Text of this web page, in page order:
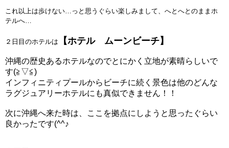
これ以上は歩けない…っと思うぐらい楽しみまして、へとへとのままホ
テルへ…
２日目のホテルは 【ホテル ムーンビーチ】
沖縄の歴史あるホテルなのでとにかく立地が素晴らしいで
す(≧▽≦)
インフィニティプールからビーチに続く景色は他のどんな
ラグジュアリーホテルにも真似できません！！
次に沖縄へ来た時は、ここを拠点にしようと思ったぐらい
良かったです(^^♪